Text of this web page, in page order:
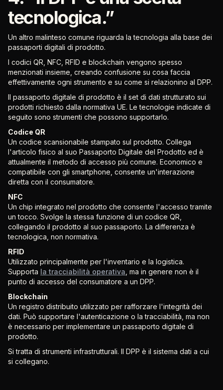
tecnologica.”
Un altro malinteso comune riguarda la tecnologia alla base dei
passaporti digitali di prodotto.
I codici QR, NFC, RFID e blockchain vengono spesso
menzionati insieme, creando confusione su cosa faccia
effettivamente ogni strumento e su come si relazionino al DPP.
Il passaporto digitale di prodotto è il set di dati strutturato sui
prodotti richiesto dalla normativa UE. Le tecnologie indicate di
seguito sono strumenti che possono supportarlo.
Codice QR
Un codice scansionabile stampato sul prodotto. Collega
l'articolo fisico al suo Passaporto Digitale del Prodotto ed è
attualmente il metodo di accesso più comune. Economico e
compatibile con gli smartphone, consente un'interazione
diretta con il consumatore.
NFC
Un chip integrato nel prodotto che consente l'accesso tramite
un tocco. Svolge la stessa funzione di un codice QR,
collegando il prodotto al suo passaporto. La differenza è
tecnologica, non normativa.
RFID
Utilizzato principalmente per l'inventario e la logistica.
Supporta la tracciabilità operativa , ma in genere non è il
punto di accesso del consumatore a un DPP.
Blockchain
Un registro distribuito utilizzato per rafforzare l'integrità dei
dati. Può supportare l'autenticazione o la tracciabilità, ma non
è necessario per implementare un passaporto digitale di
prodotto.
Si tratta di strumenti infrastrutturali. Il DPP è il sistema dati a cui
si collegano.